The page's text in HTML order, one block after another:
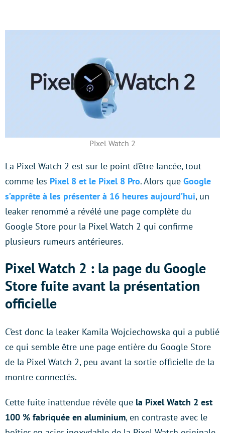
Pixel Watch 2
La Pixel Watch 2 est sur le point d’être lancée, tout
comme les Pixel 8 et le Pixel 8 Pro. Alors que Google
s’apprête à les présenter à 16 heures aujourd’hui, un
leaker renommé a révélé une page complète du
Google Store pour la Pixel Watch 2 qui confirme
plusieurs rumeurs antérieures.
Pixel Watch 2 : la page du Google
Store fuite avant la présentation
officielle
C’est donc la leaker Kamila Wojciechowska qui a publié
ce qui semble être une page entière du Google Store
de la Pixel Watch 2, peu avant la sortie officielle de la
montre connectés.
Cette fuite inattendue révèle que la Pixel Watch 2 est
100 % fabriquée en aluminium, en contraste avec le